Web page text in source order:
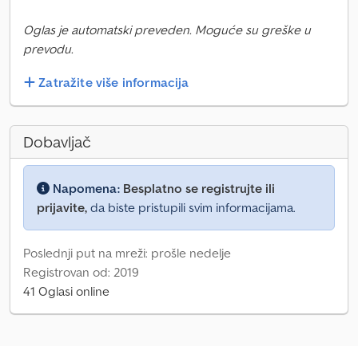
Oglas je automatski preveden. Moguće su greške u
prevodu.
Zatražite više informacija
Dobavljač
Napomena: Besplatno se registrujte ili
prijavite, da biste pristupili svim informacijama.
Poslednji put na mreži: prošle nedelje
Registrovan od: 2019
41 Oglasi online